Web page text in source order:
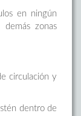
en ningún
zonas
circulación y
dentro de